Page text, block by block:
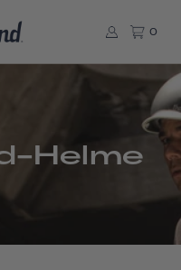
0
Helme